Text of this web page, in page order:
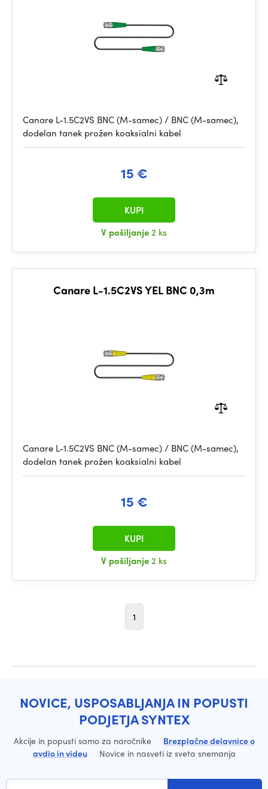
Canare L-1.5C2VS BNC (M-samec) / BNC (M-samec),
dodelan tanek prožen koaksialni kabel
15 €
V pošiljanje2 ks
KUPI
Canare L-1.5C2VS YEL BNC 0,3m
Canare L-1.5C2VS BNC (M-samec) / BNC (M-samec),
dodelan tanek prožen koaksialni kabel
15 €
V pošiljanje2 ks
KUPI
1
NOVICE, USPOSABLJANJA IN POPUSTI
PODJETJA SYNTEX
Akcije in popusti samo za naročnike · Brezplačne delavnice o
avdio in videu · Novice in nasveti iz sveta snemanja